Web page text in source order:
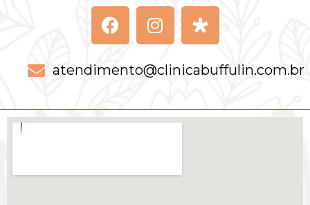
atendimento@clinicabuffulin.com.br